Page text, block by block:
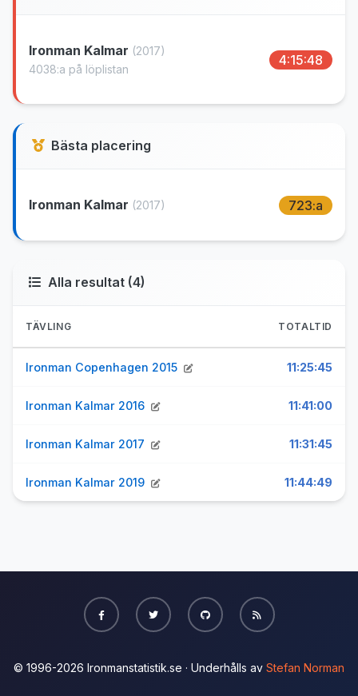
Ironman Kalmar (2017)
4038:a på löplistan
4:15:48
Bästa placering
Ironman Kalmar (2017) 723:a
Alla resultat (4)
TÄVLING TOTALTID
Ironman Copenhagen 2015 11:25:45
Ironman Kalmar 2016 11:41:00
Ironman Kalmar 2017 11:31:45
Ironman Kalmar 2019 11:44:49
© 1996-2026 Ironmanstatistik.se · Underhålls av Stefan Norman